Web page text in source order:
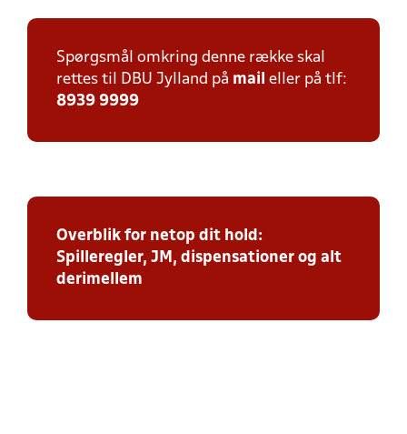
Spørgsmål omkring denne række skal
rettes til DBU Jylland på mail eller på tlf:
8939 9999
Overblik for netop dit hold:
Spilleregler, JM, dispensationer og alt
derimellem